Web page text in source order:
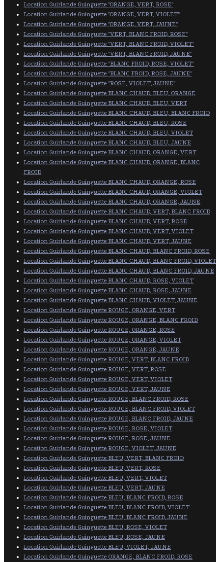
Location Guirlande Guinguette "ORANGE, VERT, ROSE"
Location Guirlande Guinguette "ORANGE, VERT, VIOLET"
Location Guirlande Guinguette "ORANGE, VERT, JAUNE"
Location Guirlande Guinguette "VERT, BLANC FROID, ROSE"
Location Guirlande Guinguette "VERT, BLANC FROID, VIOLET"
Location Guirlande Guinguette "VERT, BLANC FROID, JAUNE"
Location Guirlande Guinguette "BLANC FROID, ROSE, VIOLET"
Location Guirlande Guinguette "BLANC FROID, ROSE, JAUNE"
Location Guirlande Guinguette "ROSE, VIOLET, JAUNE"
Location Guirlande Guinguette BLANC CHAUD, BLEU, ORANGE
Location Guirlande Guinguette BLANC CHAUD, BLEU, VERT
Location Guirlande Guinguette BLANC CHAUD, BLEU, BLANC FROID
Location Guirlande Guinguette BLANC CHAUD, BLEU, ROSE
Location Guirlande Guinguette BLANC CHAUD, BLEU, VIOLET
Location Guirlande Guinguette BLANC CHAUD, BLEU, JAUNE
Location Guirlande Guinguette BLANC CHAUD, ORANGE, VERT
Location Guirlande Guinguette BLANC CHAUD, ORANGE, BLANC
FROID
Location Guirlande Guinguette BLANC CHAUD, ORANGE, ROSE
Location Guirlande Guinguette BLANC CHAUD, ORANGE, VIOLET
Location Guirlande Guinguette BLANC CHAUD, ORANGE, JAUNE
Location Guirlande Guinguette BLANC CHAUD, VERT, BLANC FROID
Location Guirlande Guinguette BLANC CHAUD, VERT, ROSE
Location Guirlande Guinguette BLANC CHAUD, VERT, VIOLET
Location Guirlande Guinguette BLANC CHAUD, VERT, JAUNE
Location Guirlande Guinguette BLANC CHAUD, BLANC FROID, ROSE
Location Guirlande Guinguette BLANC CHAUD, BLANC FROID, VIOLET
Location Guirlande Guinguette BLANC CHAUD, BLANC FROID, JAUNE
Location Guirlande Guinguette BLANC CHAUD, ROSE, VIOLET
Location Guirlande Guinguette BLANC CHAUD, ROSE, JAUNE
Location Guirlande Guinguette BLANC CHAUD, VIOLET, JAUNE
Location Guirlande Guinguette ROUGE, ORANGE, VERT
Location Guirlande Guinguette ROUGE, ORANGE, BLANC FROID
Location Guirlande Guinguette ROUGE, ORANGE, ROSE
Location Guirlande Guinguette ROUGE, ORANGE, VIOLET
Location Guirlande Guinguette ROUGE, ORANGE, JAUNE
Location Guirlande Guinguette ROUGE, VERT, BLANC FROID
Location Guirlande Guinguette ROUGE, VERT, ROSE
Location Guirlande Guinguette ROUGE, VERT, VIOLET
Location Guirlande Guinguette ROUGE, VERT, JAUNE
Location Guirlande Guinguette ROUGE, BLANC FROID, ROSE
Location Guirlande Guinguette ROUGE, BLANC FROID, VIOLET
Location Guirlande Guinguette ROUGE, BLANC FROID, JAUNE
Location Guirlande Guinguette ROUGE, ROSE, VIOLET
Location Guirlande Guinguette ROUGE, ROSE, JAUNE
Location Guirlande Guinguette ROUGE, VIOLET, JAUNE
Location Guirlande Guinguette BLEU, VERT, BLANC FROID
Location Guirlande Guinguette BLEU, VERT, ROSE
Location Guirlande Guinguette BLEU, VERT, VIOLET
Location Guirlande Guinguette BLEU, VERT, JAUNE
Location Guirlande Guinguette BLEU, BLANC FROID, ROSE
Location Guirlande Guinguette BLEU, BLANC FROID, VIOLET
Location Guirlande Guinguette BLEU, BLANC FROID, JAUNE
Location Guirlande Guinguette BLEU, ROSE, VIOLET
Location Guirlande Guinguette BLEU, ROSE, JAUNE
Location Guirlande Guinguette BLEU, VIOLET, JAUNE
Location Guirlande Guinguette ORANGE, BLANC FROID, ROSE